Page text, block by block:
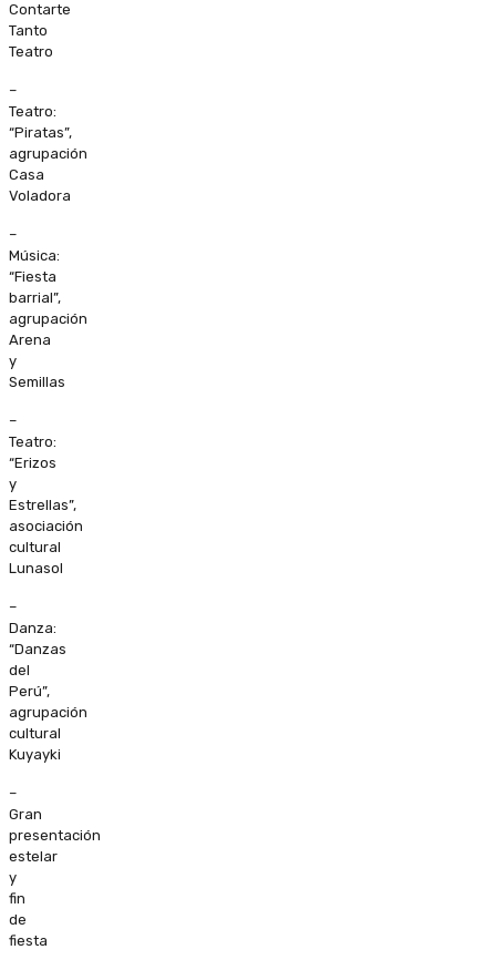
Contarte
Tanto
Teatro
–
Teatro:
“Piratas”,
agrupación
Casa
Voladora
–
Música:
“Fiesta
barrial”,
agrupación
Arena
y
Semillas
–
Teatro:
“Erizos
y
Estrellas”,
asociación
cultural
Lunasol
–
Danza:
“Danzas
del
Perú”,
agrupación
cultural
Kuyayki
–
Gran
presentación
estelar
y
fin
de
fiesta